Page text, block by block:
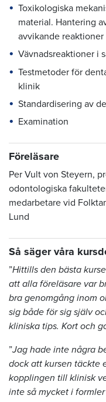
Toxikologiska
material. Hantering
avvikande reaktioner
Vävnadsreaktioner i
Testmetoder för
klinik
Standardisering av
Examination
Föreläsare
Per Vult von Steyern,
odontologiska
medarbetare vid
Lund
Så säger våra
”Hittills den bästa
att alla föreläsare var
bra genomgång inom
sig både för sig själv
kliniska tips. Kort och
”Jag hade inte några
dock att kursen täckte
kopplingen till klinisk
inte så mycket i